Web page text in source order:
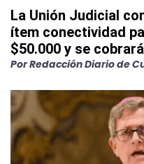
La Unión Judicial
ítem conectividad
$50.000 y se
PorRedacción Diario de